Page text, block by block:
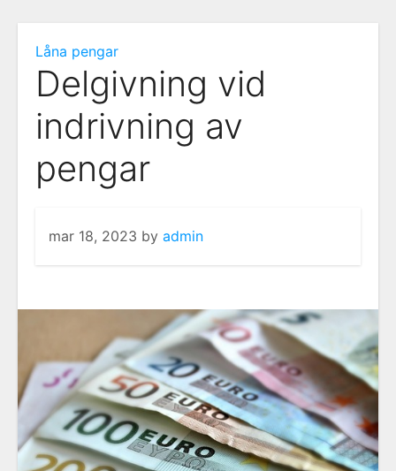
Låna pengar
Delgivning vid
indrivning av
pengar
mar 18, 2023 by admin